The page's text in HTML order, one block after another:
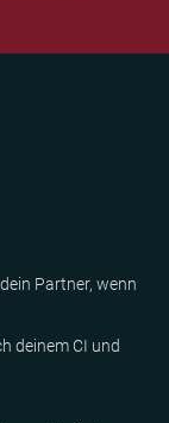
Partner, wenn
deinem CI und